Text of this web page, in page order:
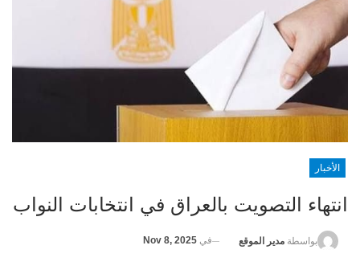
الأخبار
انتهاء التصويت بالعراق في انتخابات النواب
بواسطة مدير الموقع في Nov 8, 2025